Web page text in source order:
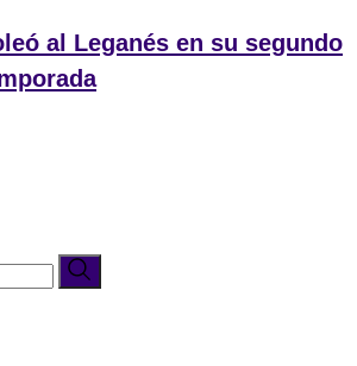
al Leganés en su segundo